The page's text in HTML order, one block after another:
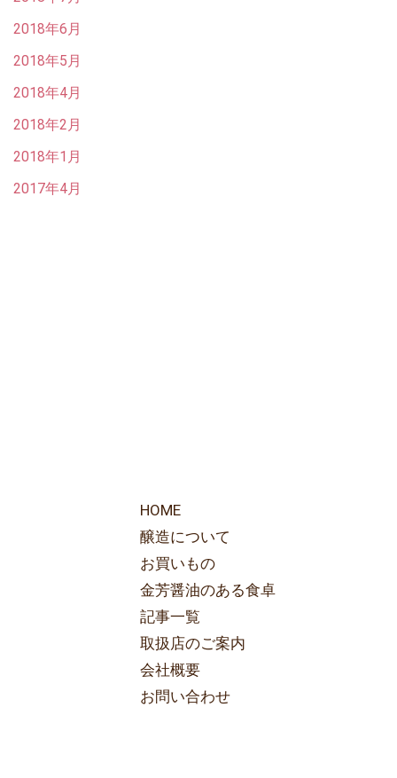
2018年6月
2018年5月
2018年4月
2018年2月
2018年1月
2017年4月
HOME
醸造について
お買いもの
金芳醤油のある食卓
記事一覧
取扱店のご案内
会社概要
お問い合わせ